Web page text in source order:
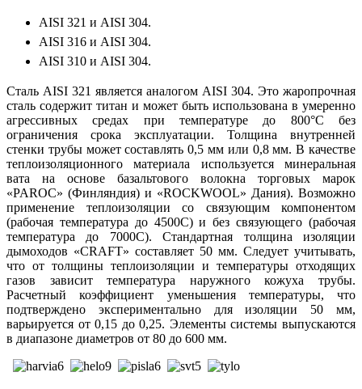
AISI 321 и AISI 304.
AISI 316 и AISI 304.
AISI 310 и AISI 304.
Сталь AISI 321 является аналогом AISI 304. Это жаропрочная
сталь содержит титан и может быть использована в умеренно
агрессивных средах при температуре до 800°С без
ограничения срока эксплуатации. Толщина внутренней
стенки трубы может составлять 0,5 мм или 0,8 мм. В качестве
теплоизоляционного материала используется минеральная
вата на основе базальтового волокна торговых марок
«PAROC» (Финляндия) и «ROCKWOOL» Дания). Возможно
применение теплоизоляции со связующим компонентом
(рабочая температура до 4500С) и без связующего (рабочая
температура до 7000С). Стандартная толщина изоляции
дымоходов «CRAFT» составляет 50 мм. Следует учитывать,
что от толщины теплоизоляции и температуры отходящих
газов зависит температура наружного кожуха трубы.
Расчетный коэффициент уменьшения температуры, что
подтверждено экспериментально для изоляции 50 мм,
варьируется от 0,15 до 0,25. Элементы системы выпускаются
в диапазоне диаметров от 80 до 600 мм.